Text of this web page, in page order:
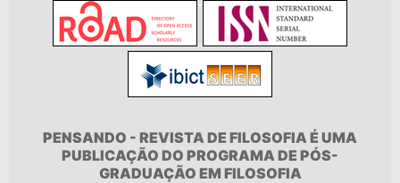
PENSANDO - REVISTA DE FILOSOFIA É UMA
PUBLICAÇÃO DO PROGRAMA DE PÓS-
GRADUAÇÃO EM FILOSOFIA